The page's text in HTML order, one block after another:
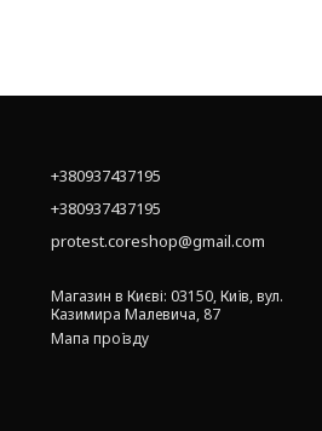
+380937437195
+380937437195
protest.coreshop@gmail.com
Магазин в Києві: 03150, Київ, вул.
Казимира Малевича, 87
Мапа проїзду